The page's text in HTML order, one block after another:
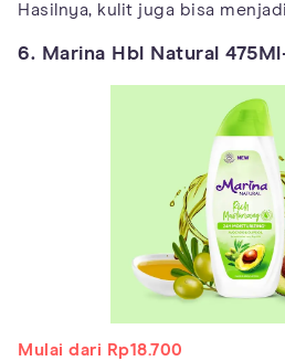
Hasilnya, kulit juga bisa
6. Marina Hbl Natural
Mulai dari Rp18.700